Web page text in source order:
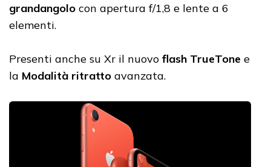
grandangolo con apertura f/1,8 e lente a 6
elementi.
Presenti anche su Xr il nuovo flash TrueTone e
la Modalità ritratto avanzata.